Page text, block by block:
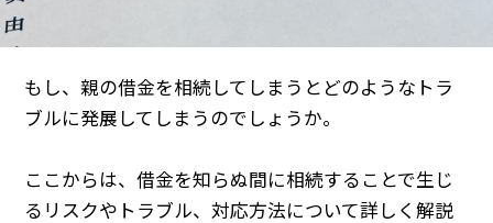
もし、親の借金を相続してしまうとどのようなトラ
ブルに発展してしまうのでしょうか。
ここからは、借金を知らぬ間に相続することで生じ
るリスクやトラブル、対応方法について詳しく解説